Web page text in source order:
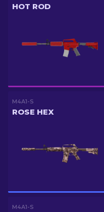
HOT ROD
M4A1-S
ROSE HEX
M4A1-S